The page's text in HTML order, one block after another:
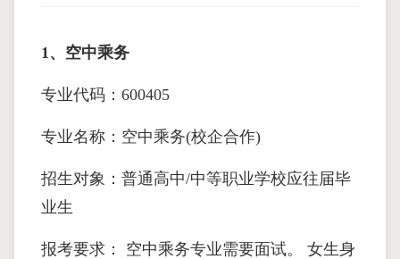
1、空中乘务
专业代码：600405
专业名称：空中乘务(校企合作)
招生对象：普通高中/中等职业学校应往届毕
业生
报考要求： 空中乘务专业需要面试。 女生身